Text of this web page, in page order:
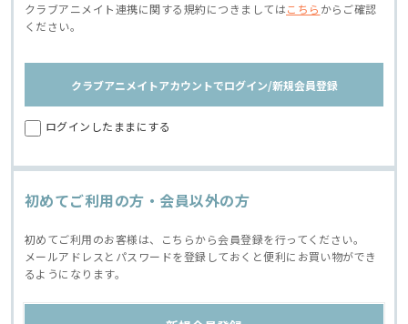
クラブアニメイト連携に関する規約につきましてはこちら からご確認
ください。
クラブアニメイトアカウントでログイン/新規会員登録
ログインしたままにする
初めてご利用の方・会員以外の方
初めてご利用のお客様は、こちらから会員登録を行ってください。
メールアドレスとパスワードを登録しておくと便利にお買い物ができ
るようになります。